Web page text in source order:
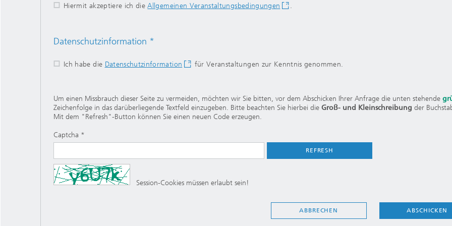
Hiermit akzeptiere ich dieAllgemeinen Veranstaltungsbedingungen .
Datenschutzinformation *
Ich habe die Datenschutzinformation für Veranstaltungen zur Kenntnis genommen.
Um einen Missbrauch dieser Seite zu vermeiden, möchten wir Sie bitten, vor dem Abschicken Ihrer Anfrage die unten stehende
Zeichenfolge in das darüberliegende Textfeld einzugeben. Bitte beachten Sie hierbei die Groß- und Kleinschreibung der
Mit dem "Refresh"-Button können Sie einen neuen Code erzeugen.
Captcha *
REFRESH
Session-Cookies müssen erlaubt sein!
ABSCHICKEN
ABBRECHEN